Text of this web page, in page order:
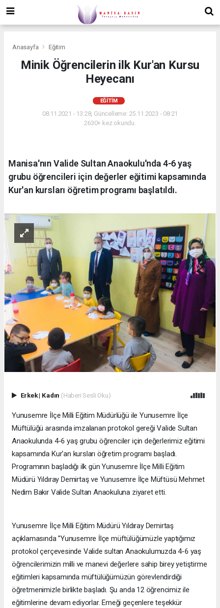
Anasayfa Eğitim
Minik Öğrencilerin ilk Kur'an Kursu
Heyecanı
EĞITIM
08.11.2021 - 13:28, Güncelleme: 25.11.2023 - 08:21
2630+ kez okundu.
Manisa'nın Valide Sultan Anaokulu'nda 4-6 yaş
grubu öğrencileri için değerler eğitimi kapsamında
Kur'an kursları öğretim programı başlatıldı.
Erkek| Kadın (Haberi Sesli Oku)
Yunusemre İlçe Milli Eğitim Müdürlüğü ile Yunusemre İlçe
Müftülüğü arasında imzalanan protokol gereği Valide Sultan
Anaokulunda 4-6 yaş grubu öğrenciler için değerlerimiz eğitimi
kapsamında Kur'an kursları öğretim programı başladı.
Programının başladığı ilk gün Yunusemre İlçe Milli Eğitim
Müdürü Yıldıray Demirtaş ve Yunusemre İlçe Müftüsü Mehmet
Nedim Bakır Valide Sultan Anaokuluna ziyaret etti.
Yunusemre İlçe Milli Eğitim Müdürü Yıldıray Demirtaş
açıklamasında ''Yunusemre İlçe müftülüğümüzle yaptığımız
protokol çerçevesinde Valide sultan Anaokulumuzda 4-6 yaş
öğrencilerimizin milli ve manevi değerlere sahip birey yetiştirme
eğitimleri kapsamında müftülüğümüzün görevlendirdiği
öğretmenimizle birlikte başladı. Şu anda 12 öğrencimiz ile
eğitimlerine devam ediyorlar. Emeği geçenlere teşekkür